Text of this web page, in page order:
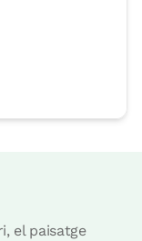
el paisatge